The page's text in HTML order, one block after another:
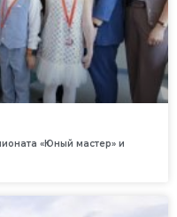
«Юный мастер» и